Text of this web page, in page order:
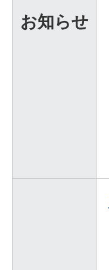
お知らせ